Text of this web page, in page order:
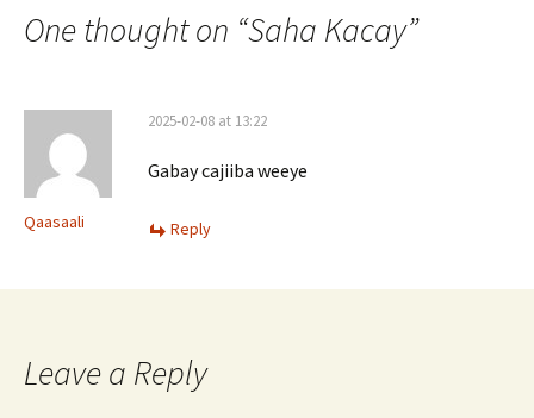
One thought on “Saha Kacay”
Qaasaali
2025-02-08 at 13:22
Gabay cajiiba weeye
Reply
Leave a Reply